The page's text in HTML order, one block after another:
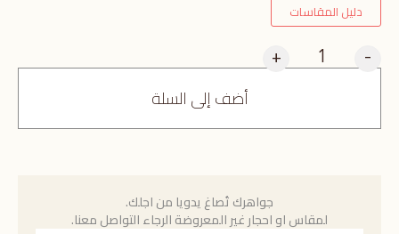
دليل المقاسات
-
+
أضف إلى السلة
جواهرك تُصاغ يدويا من اجلك.
لمقاس او احجار غير المعروضة الرجاء التواصل معنا.